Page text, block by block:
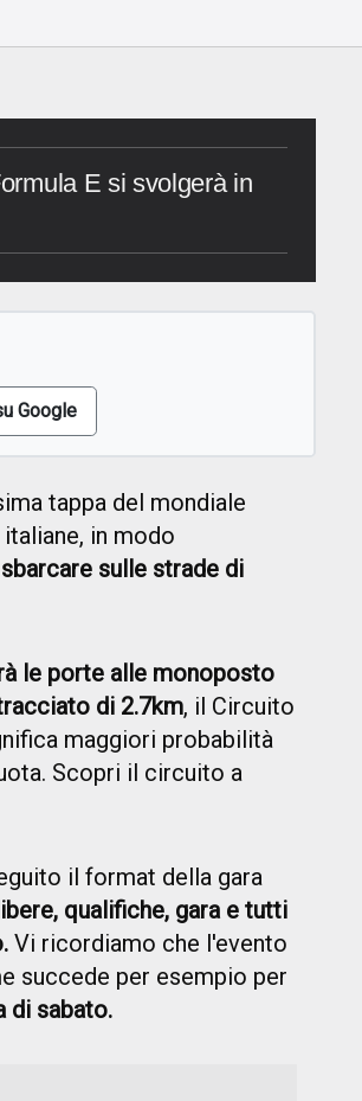
E si svolgerà in
Google
tappa del mondiale
in modo
sulle strade di
le porte alle monoposto
di 2.7km, il Circuito
maggiori probabilità
Scopri il circuito a
il format della gara
qualifiche, gara e tutti
Vi ricordiamo che l'evento
succede per esempio per
di sabato.